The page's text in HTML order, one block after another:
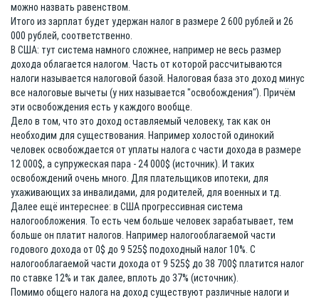
можно назвать равенством.
Итого из зарплат будет удержан налог в размере 2 600 рублей и 26
000 рублей, соответственно.
В США: тут система намного сложнее, например не весь размер
дохода облагается налогом. Часть от которой рассчитываются
налоги называется налоговой базой. Налоговая база это доход минус
все налоговые вычеты (у них называется "освобождения"). Причём
эти освобождения есть у каждого вообще.
Дело в том, что это доход оставляемый человеку, так как он
необходим для существования. Например холостой одинокий
человек освобождается от уплаты налога с части дохода в размере
12 000$, а супружеская пара - 24 000$ (источник). И таких
освобождений очень много. Для плательщиков ипотеки, для
ухаживающих за инвалидами, для родителей, для военных и тд.
Далее ещё интереснее: в США прогрессивная система
налогообложения. То есть чем больше человек зарабатывает, тем
больше он платит налогов. Например налогооблагаемой части
годового дохода от 0$ до 9 525$ подоходный налог 10%. С
налогооблагаемой части дохода от 9 525$ до 38 700$ платится налог
по ставке 12% и так далее, вплоть до 37% (источник).
Помимо общего налога на доход существуют различные налоги и